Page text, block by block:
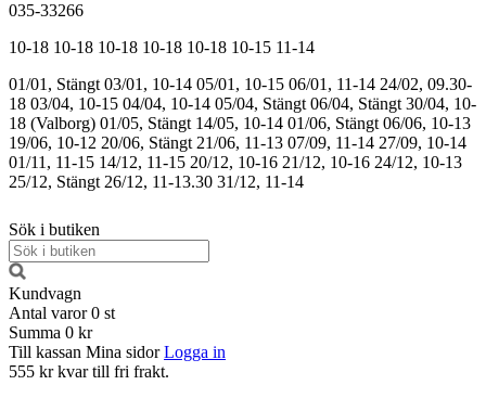
035-33266
10-18 10-18 10-18 10-18 10-18 10-15 11-14
01/01, Stängt 03/01, 10-14 05/01, 10-15 06/01, 11-14 24/02, 09.30-
18 03/04, 10-15 04/04, 10-14 05/04, Stängt 06/04, Stängt 30/04, 10-
18 (Valborg) 01/05, Stängt 14/05, 10-14 01/06, Stängt 06/06, 10-13
19/06, 10-12 20/06, Stängt 21/06, 11-13 07/09, 11-14 27/09, 10-14
01/11, 11-15 14/12, 11-15 20/12, 10-16 21/12, 10-16 24/12, 10-13
25/12, Stängt 26/12, 11-13.30 31/12, 11-14
Sök i butiken
Kundvagn
Antal varor 0 st
Summa 0 kr
Till kassan Mina sidor Logga in
555 kr kvar till fri frakt.